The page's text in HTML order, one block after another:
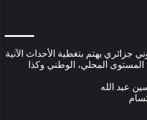
يهتم بتغطية الأحداث الآنية
المحلي، الوطني وكذا
الله